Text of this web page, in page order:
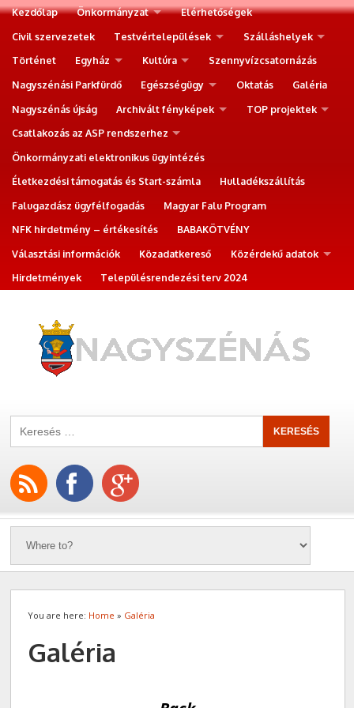
Kezdőlap Önkormányzat
Elérhetőségek
Civil szervezetek
Testvértelepülések
Szálláshelyek
Történet
Egyház Kultúra
Szennyvízcsatornázás
Nagyszénási Parkfürdő
Egészségügy Oktatás
Galéria
Nagyszénás újság
Archivált fényképek
TOP projektek
Csatlakozás az ASP rendszerhez
Önkormányzati elektronikus ügyintézés
Életkezdési támogatás és Start-számla
Hulladékszállítás
Falugazdász ügyfélfogadás
Magyar Falu Program
NFK hirdetmény – értékesítés
BABAKÖTVÉNY
Választási információk
Közadatkereső
Közérdekű adatok
Hirdetmények
Településrendezési terv 2024
You are here: Home » Galéria
Galéria